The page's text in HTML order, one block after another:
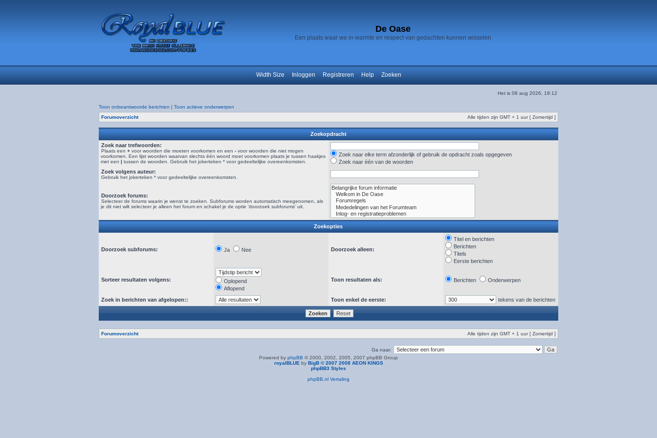
De Oase
Een plaats waar we in warmte en respect van gedachten kunnen wisselen
Width Size Inloggen Registreren Help Zoeken
Het is 08 aug 2026, 19:12
Toon onbeantwoorde berichten | Toon actieve onderwerpen
Forumoverzicht
Alle tijden zijn GMT + 1 uur [ Zomertijd ]
Zoekopdracht
Zoek naar trefwoorden:
Plaats een +voor woorden die moeten voorkomen en een -voor woorden die niet mogen
voorkomen. Een lijst woorden waarvan slechts één woord moet voorkomen plaats je tussen haakjes
met een | tussen de woorden. Gebruik het jokerteken * voor gedeeltelijke overeenkomsten.
Zoek naar elke term afzonderlijk of gebruik de opdracht zoals opgegeven
Zoek naar één van de woorden
Zoek volgens auteur:
Gebruik het jokerteken * voor gedeeltelijke overeenkomsten.
Doorzoek forums:
Selecteer de forums waarin je wenst te zoeken. Subforums worden automatisch meegenomen, als
je dit niet wilt selecteer je alleen het forum en schakel je de optie 'doorzoek subforums' uit.
Zoekopties
Doorzoek subforums: Ja Nee Doorzoek alleen:
Titel en berichten
Berichten
Titels
Eerste berichten
Sorteer resultaten volgens:
Oplopend
Aflopend
Toon resultaten als: Berichten Onderwerpen
Zoek in berichten van afgelopen:: Toon enkel de eerste: tekens van de berichten
Forumoverzicht Alle tijden zijn GMT + 1 uur [ Zomertijd ]
Ga naar:
Powered by phpBB © 2000, 2002, 2005, 2007 phpBB Group
royalBLUE by BigB © 2007 2008 AEON KINGS
phpBB3 Styles
phpBB.nl Vertaling